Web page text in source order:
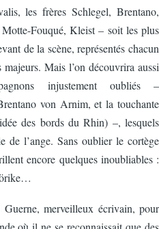
les frères Schlegel, Brentano,
Fouqué, Kleist – soit les plus
de la scène, représentés chacun
Mais l’on découvrira aussi
injustement oubliés –
von Arnim, et la touchante
des bords du Rhin) –, lesquels
de l’ange. Sans oublier le cortège
encore quelques inoubliables :
merveilleux écrivain, pour